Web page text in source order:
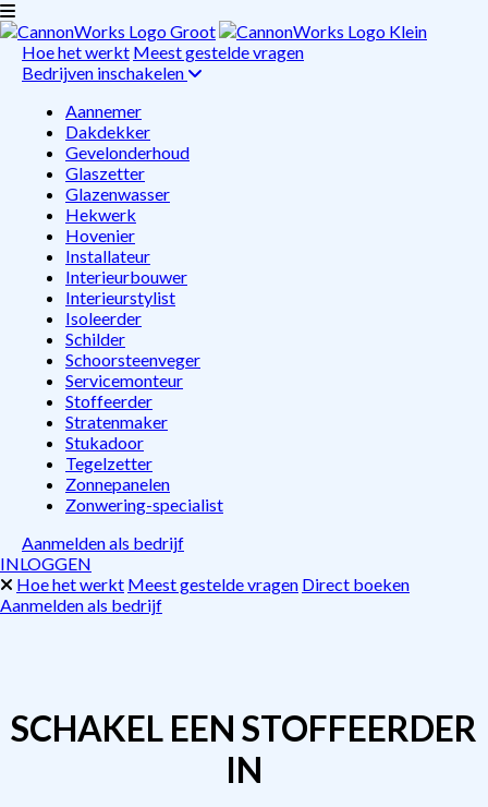
Hoe het werkt Meest gestelde vragen
Bedrijven inschakelen
Aannemer
Dakdekker
Gevelonderhoud
Glaszetter
Glazenwasser
Hekwerk
Hovenier
Installateur
Interieurbouwer
Interieurstylist
Isoleerder
Schilder
Schoorsteenveger
Servicemonteur
Stoffeerder
Stratenmaker
Stukadoor
Tegelzetter
Zonnepanelen
Zonwering-specialist
Aanmelden als bedrijf
INLOGGEN
Hoe het werkt Meest gestelde vragen Direct boeken
Aanmelden als bedrijf
SCHAKEL EEN STOFFEERDER
IN